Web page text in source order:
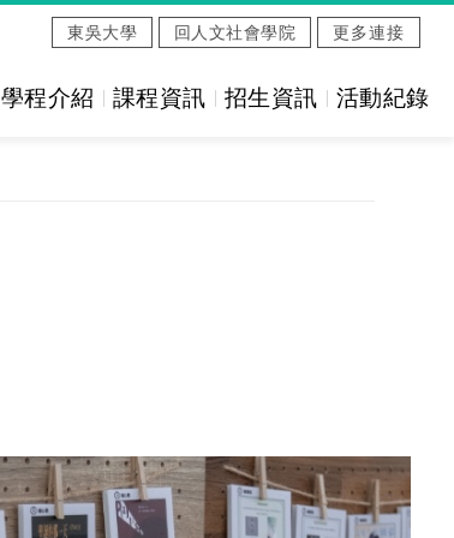
學程介紹 課程資訊 招生資訊 活動紀錄
東吳大學 回人文社會學院 更多連接
HOME 活動紀錄